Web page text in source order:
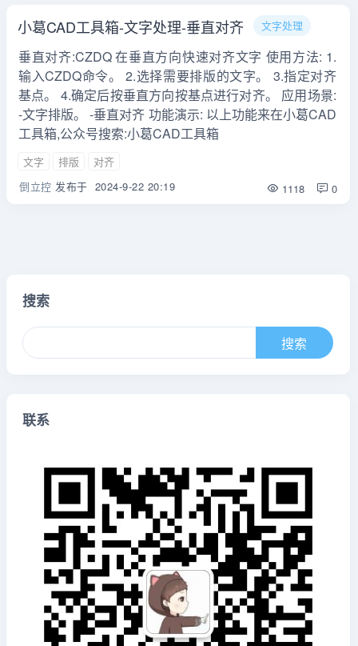
小葛CAD工具箱-文字处理-垂直对齐 文字处理
垂直对齐:CZDQ 在垂直方向快速对齐文字 使用方法: 1.
输入CZDQ命令。 2.选择需要排版的文字。 3.指定对齐
基点。 4.确定后按垂直方向按基点进行对齐。 应用场景:
-文字排版。 -垂直对齐 功能演示: 以上功能来在小葛CAD
工具箱,公众号搜索:小葛CAD工具箱
文字 排版
对齐
倒立控 发布于 2024-9-22 20:19 1118 0
搜索
联系